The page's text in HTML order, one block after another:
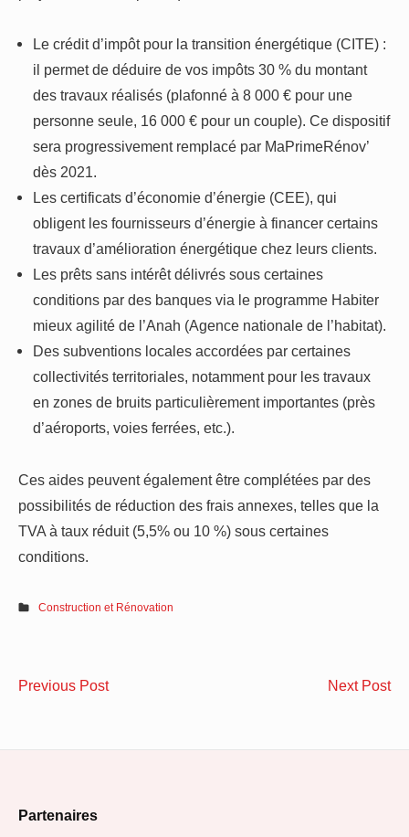
Le crédit d’impôt pour la transition énergétique (CITE) :
il permet de déduire de vos impôts 30 % du montant
des travaux réalisés (plafonné à 8 000 € pour une
personne seule, 16 000 € pour un couple). Ce dispositif
sera progressivement remplacé par MaPrimeRénov’
dès 2021.
Les certificats d’économie d’énergie (CEE), qui
obligent les fournisseurs d’énergie à financer certains
travaux d’amélioration énergétique chez leurs clients.
Les prêts sans intérêt délivrés sous certaines
conditions par des banques via le programme Habiter
mieux agilité de l’Anah (Agence nationale de l’habitat).
Des subventions locales accordées par certaines
collectivités territoriales, notamment pour les travaux
en zones de bruits particulièrement importantes (près
d’aéroports, voies ferrées, etc.).
Ces aides peuvent également être complétées par des
possibilités de réduction des frais annexes, telles que la
TVA à taux réduit (5,5% ou 10 %) sous certaines
conditions.
Construction et Rénovation
Navigation
Previous PostComment
Next Post
Partenaires